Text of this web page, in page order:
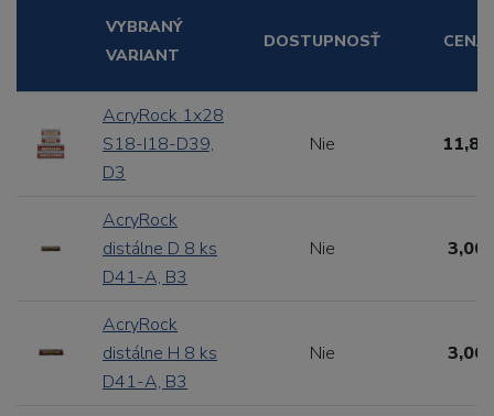
VYBRANÝ
VARIANT
DOSTUPNOSŤ CENA
AcryRock 1x28
S18-I18-D39,
D3
Nie
AcryRock
distálne D 8 ks
D41-A, B3
Nie 3,00
AcryRock
distálne H 8 ks
D41-A, B3
Nie 3,00